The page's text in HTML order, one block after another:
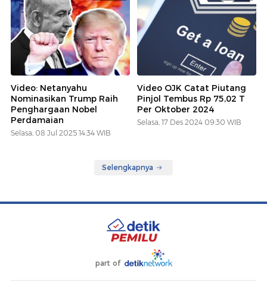
Video: Netanyahu
Nominasikan Trump Raih
Penghargaan Nobel
Perdamaian
Selasa, 08 Jul 2025 14:34 WIB
Video OJK Catat Piutang
Pinjol Tembus Rp 75,02 T
Per Oktober 2024
Selasa, 17 Des 2024 09:30 WIB
Selengkapnya
part of